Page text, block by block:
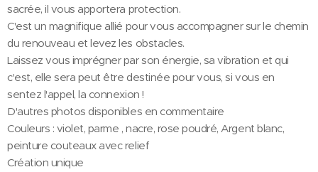
sacrée, il vous apportera protection.
C'est un magnifique allié pour vous accompagner sur le chemin
du renouveau et levez les obstacles.
Laissez vous imprégner par son énergie, sa vibration et qui
c'est, elle sera peut être destinée pour vous, si vous en
sentez l'appel, la connexion !
D'autres photos disponibles en commentaire
Couleurs : violet, parme , nacre, rose poudré, Argent blanc,
peinture couteaux avec relief
Création unique